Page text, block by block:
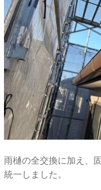
雨樋の全交換に加え、
統一しました。